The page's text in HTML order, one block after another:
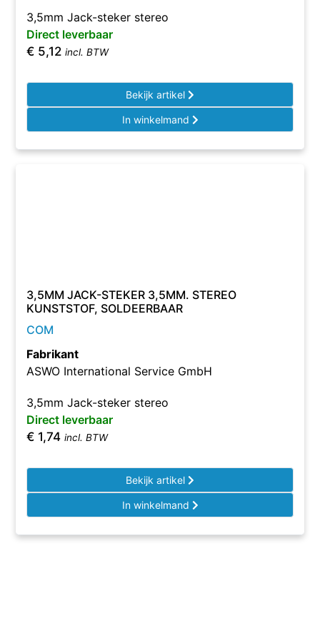
3,5mm Jack-steker stereo
Direct leverbaar
€ 5,12 incl. BTW
Bekijk artikel
In winkelmand
3,5MM JACK-STEKER 3,5MM. STEREO
KUNSTSTOF, SOLDEERBAAR
COM
Fabrikant
ASWO International Service GmbH
3,5mm Jack-steker stereo
Direct leverbaar
€ 1,74 incl. BTW
Bekijk artikel
In winkelmand